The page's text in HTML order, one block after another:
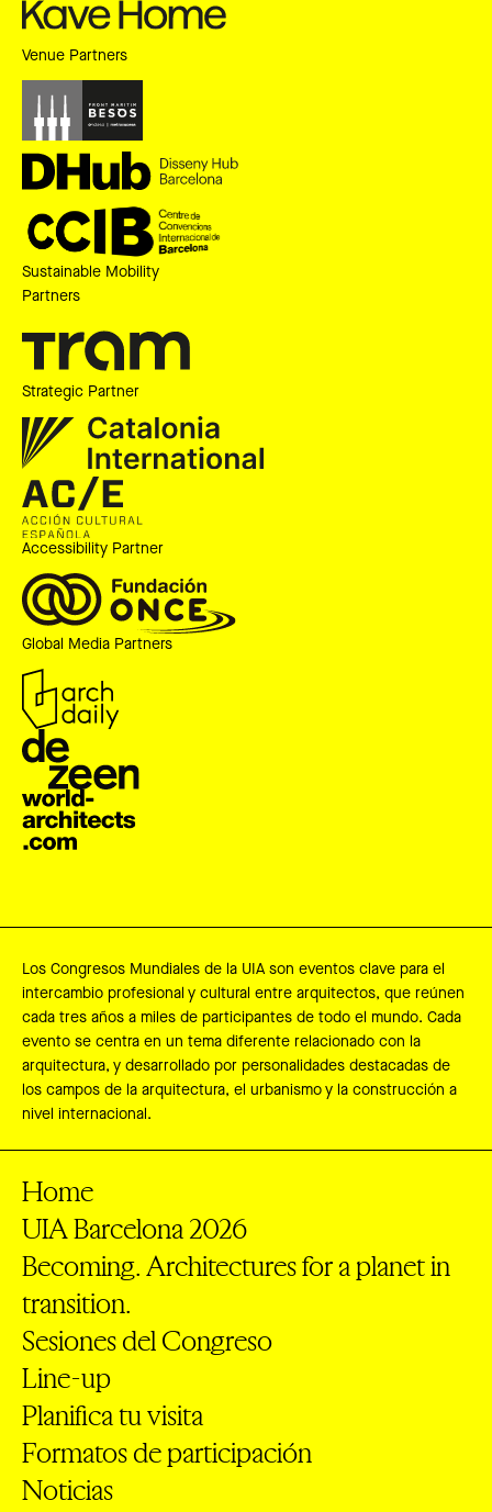
Venue Partners
Sustainable Mobility
Partners
Strategic Partner
Accessibility Partner
Global Media Partners
Los Congresos Mundiales de la UIA son eventos clave para el
intercambio profesional y cultural entre arquitectos, que reúnen
cada tres años a miles de participantes de todo el mundo. Cada
evento se centra en un tema diferente relacionado con la
arquitectura, y desarrollado por personalidades destacadas de
los campos de la arquitectura, el urbanismo y la construcción a
nivel internacional.
Home
UIA Barcelona 2026
Becoming. Architectures for a planet in
transition.
Sesiones del Congreso
Line-up
Planifica tu visita
Formatos de participación
Noticias